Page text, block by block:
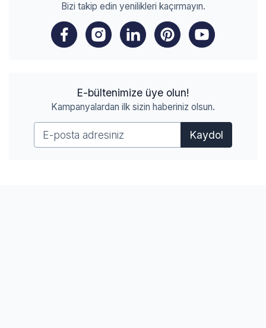
Bizi takip edin yenilikleri kaçırmayın.
E-bültenimize üye olun!
Kampanyalardan ilk sizin haberiniz olsun.
Kaydol